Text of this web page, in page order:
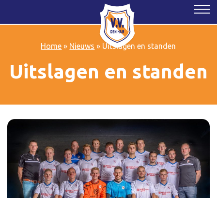
Home » Nieuws » Uitslagen en standen
Uitslagen en standen